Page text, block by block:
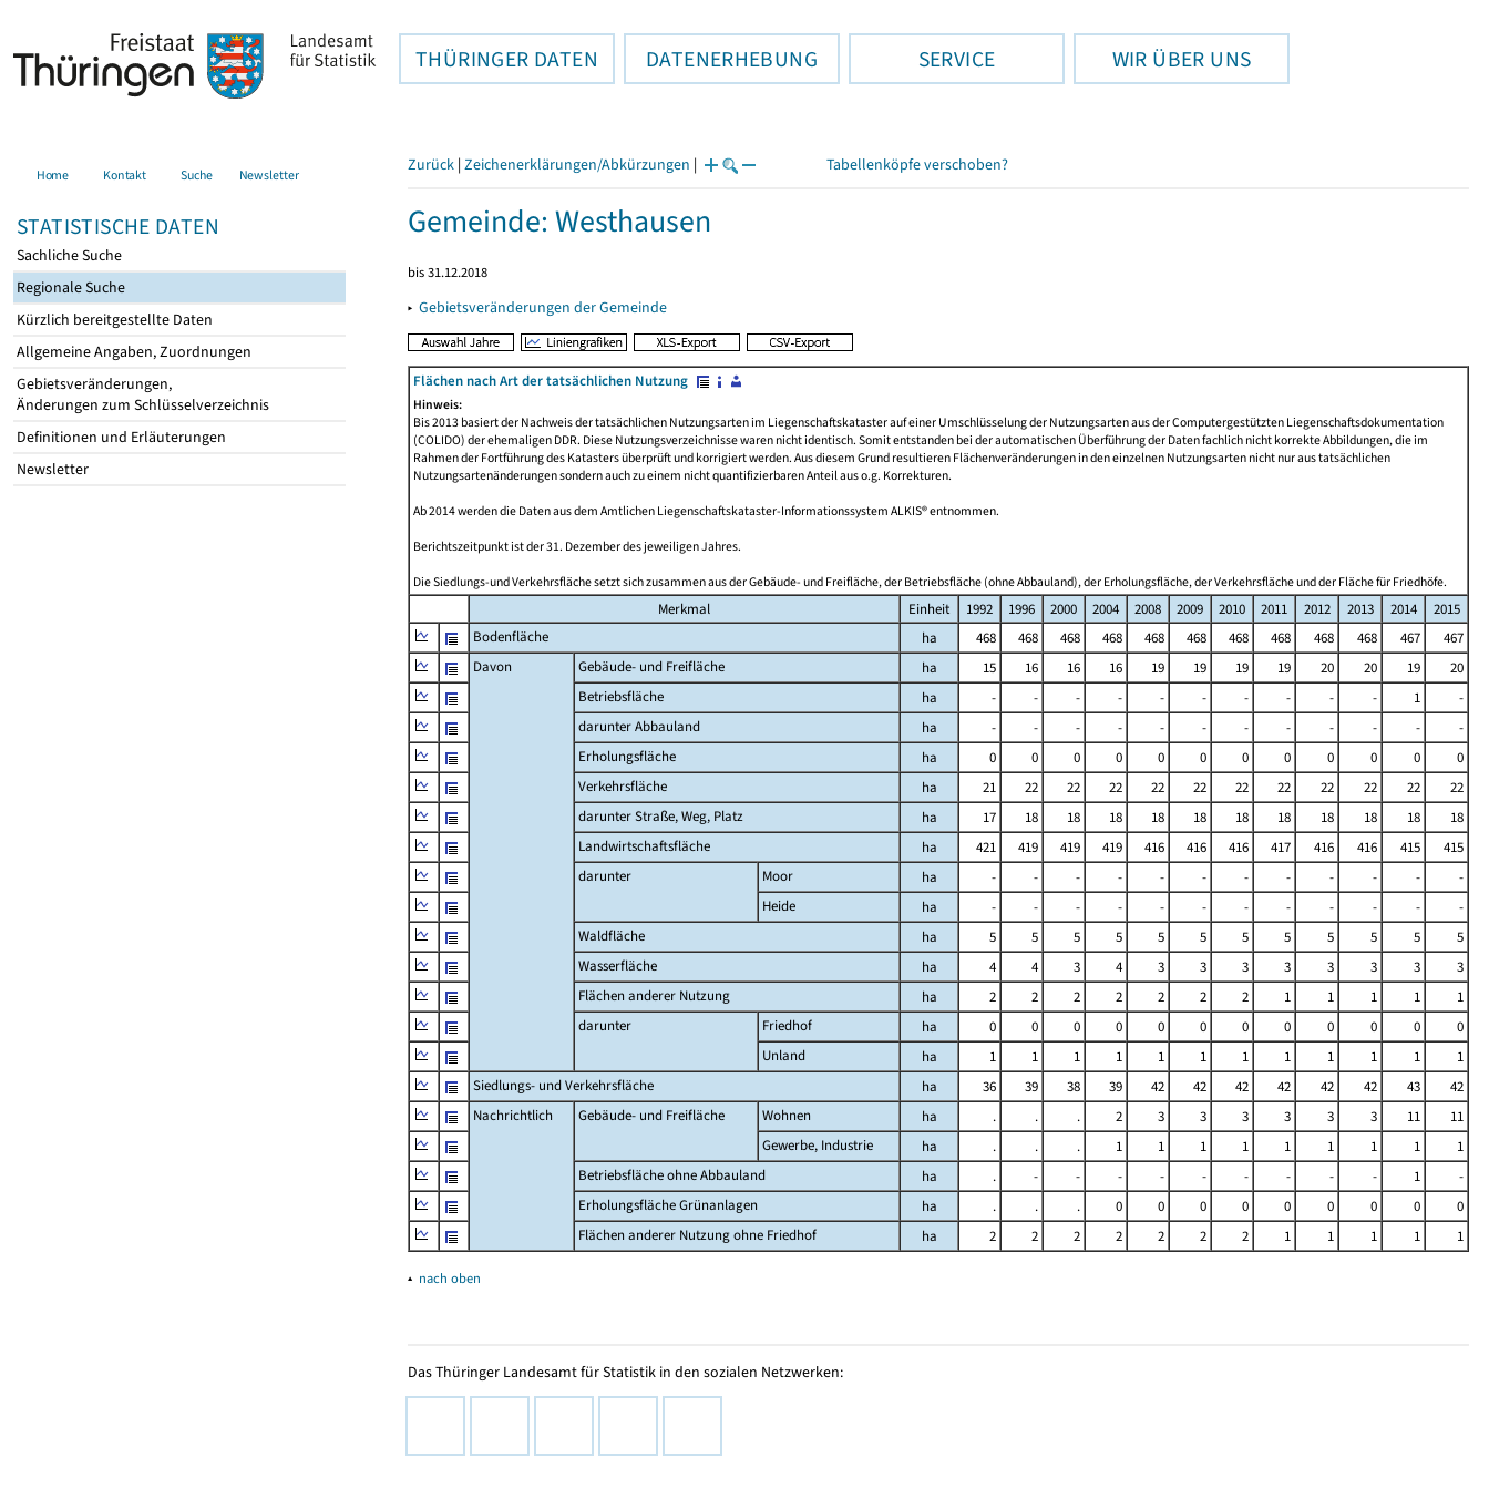
THÜRINGER DATEN DATENERHEBUNG SERVICE WIR ÜBER UNS
Home Kontakt Suche Newsletter
STATISTISCHE DATEN
Sachliche Suche
Regionale Suche
Kürzlich bereitgestellte Daten
Allgemeine Angaben, Zuordnungen
Gebietsveränderungen,
Änderungen zum Schlüsselverzeichnis
Definitionen und Erläuterungen
Newsletter
Zurück | Zeichenerklärungen/Abkürzungen | Tabellenköpfe verschoben?
Gemeinde: Westhausen
bis 31.12.2018
▸ Gebietsveränderungen der Gemeinde
Flächen nach Art der tatsächlichen Nutzung
Hinweis:
Bis 2013 basiert der Nachweis der tatsächlichen Nutzungsarten im Liegenschaftskataster auf einer Umschlüsselung der Nutzungsarten aus der Computergestützten Liegenschaftsdokumentation
(COLIDO) der ehemaligen DDR. Diese Nutzungsverzeichnisse waren nicht identisch. Somit entstanden bei der automatischen Überführung der Daten fachlich nicht korrekte Abbildungen, die im
Rahmen der Fortführung des Katasters überprüft und korrigiert werden. Aus diesem Grund resultieren Flächenveränderungen in den einzelnen Nutzungsarten nicht nur aus tatsächlichen
Nutzungsartenänderungen sondern auch zu einem nicht quantifizierbaren Anteil aus o.g. Korrekturen.
Ab 2014 werden die Daten aus dem Amtlichen Liegenschaftskataster-Informationssystem ALKIS® entnommen.
Berichtszeitpunkt ist der 31. Dezember des jeweiligen Jahres.
Die Siedlungs-und Verkehrsfläche setzt sich zusammen aus der Gebäude- und Freifläche, der Betriebsfläche (ohne Abbauland), der Erholungsfläche, der Verkehrsfläche und der Fläche für Friedhöfe.
Merkmal Einheit 1992 1996 2000 2004 2008 2009 2010 2011 2012 2013 2014
2015
Bodenfläche
ha 468 468 468 468 468 468 468 468 468 468 467
467
Davon
Gebäude- und Freifläche ha 15 16 16 16 19 19 19 19 20 20 19
20
Betriebsfläche
ha - - - - - - - - - - 1
-
darunter Abbauland
ha - - - - - - - - - - -
-
Erholungsfläche
ha 0 0 0 0 0 0 0 0 0 0 0
0
Verkehrsfläche
ha 21 22 22 22 22 22 22 22 22 22 22
22
darunter Straße, Weg, Platz
ha 17 18 18 18 18 18 18 18 18 18 18
18
Landwirtschaftsfläche
ha 421 419 419 419 416 416 416 417 416 416 415
415
darunter
Moor ha - - - - - - - - - - -
-
Heide
ha - - - - - - - - - - -
-
Waldfläche
ha 5 5 5 5 5 5 5 5 5 5 5
5
Wasserfläche
ha 4 4 3 4 3 3 3 3 3 3 3
3
Flächen anderer Nutzung
ha 2 2 2 2 2 2 2 1 1 1 1
1
darunter
Friedhof ha 0 0 0 0 0 0 0 0 0 0 0
0
Unland
ha 1 1 1 1 1 1 1 1 1 1 1
1
Siedlungs- und Verkehrsfläche
ha 36 39 38 39 42 42 42 42 42 42 43
42
Nachrichtlich
Gebäude- und Freifläche Wohnen ha . . . 2 3 3 3 3 3 3 11
11
Gewerbe, Industrie
ha . . . 1 1 1 1 1 1 1 1
1
Betriebsfläche ohne Abbauland
ha . - - - - - - - - - 1
-
Erholungsfläche Grünanlagen
ha . . . 0 0 0 0 0 0 0 0
0
Flächen anderer Nutzung ohne Friedhof
ha 2 2 2 2 2 2 2 1 1 1 1 1
▴ nach oben
Das Thüringer Landesamt für Statistik in den sozialen Netzwerken: